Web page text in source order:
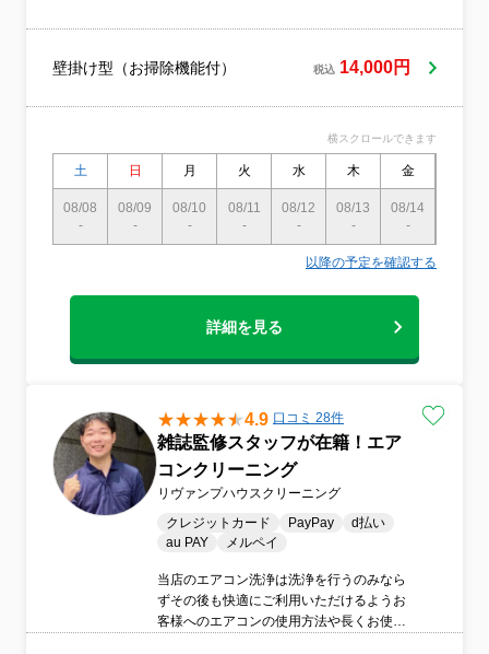
壁掛け型（お掃除機能付） 税込 14,000円
横スクロールできます
土 日 月 火 水 木 金
08/08
-
08/09
-
08/10
-
08/11
-
08/12
-
08/13
-
08/14
-
以降の予定を確認する
詳細を見る
4.9 口コミ 28件
雑誌監修スタッフが在籍！エア
コンクリーニング
リヴァンプハウスクリーニング
クレジットカード
PayPay
d払い
au PAY
メルペイ
当店のエアコン洗浄は洗浄を行うのみなら
ずその後も快適にご利用いただけるようお
客様へのエアコンの使用方法や長くお使い